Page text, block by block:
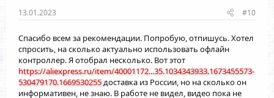
13.01.2023 #10
Спасибо всем за рекомендации. Попробую, отпишусь. Хотел
спросить, на сколько актуально использовать офлайн
контроллер. Я отобрал несколько. Вот этот
https://aliexpress.ru/item/40001172...35.1034343933.1673455573-
530479170.1669530255доставка из России, но на сколько он
информативен, не знаю. В работе не видел, видео пока не